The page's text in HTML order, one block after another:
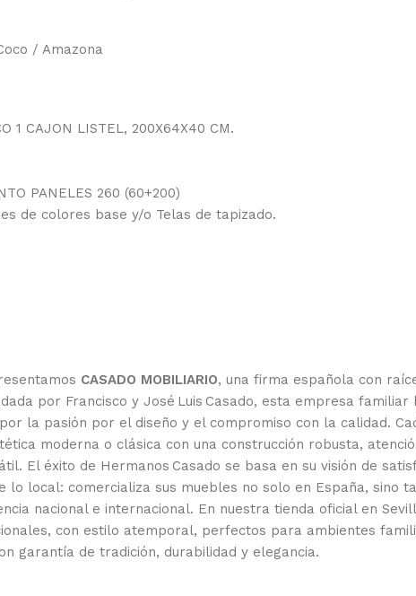
/ Amazona
1 CAJON LISTEL, 200X64X40 CM.
PANELES 260 (60+200)
de colores base y/o Telas de tapizado.
CASADO MOBILIARIO, una firma española con
por Francisco y José Luis Casado, esta empresa
la pasión por el diseño y el compromiso con la calidad.
moderna o clásica con una construcción robusta,
El éxito de Hermanos Casado se basa en su visión de
lo local: comercializa sus muebles no solo en España, sino
nacional e internacional. En nuestra tienda oficial en
con estilo atemporal, perfectos para ambientes
garantía de tradición, durabilidad y elegancia.